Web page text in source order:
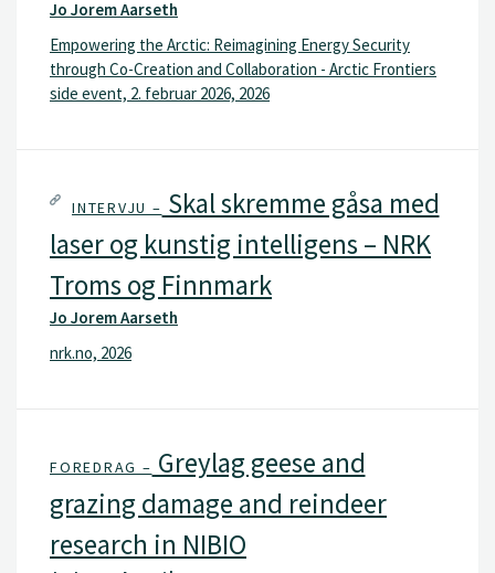
Jo Jorem Aarseth
Empowering the Arctic: Reimagining Energy Security
through Co-Creation and Collaboration - Arctic Frontiers
side event, 2. februar 2026, 2026
INTERVJU – Skal skremme gåsa med
laser og kunstig intelligens – NRK
Troms og Finnmark
Jo Jorem Aarseth
nrk.no, 2026
FOREDRAG – Greylag geese and
grazing damage and reindeer
research in NIBIO